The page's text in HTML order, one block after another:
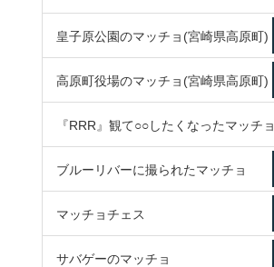
皇子原公園のマッチョ(宮崎県高原町)
高原町役場のマッチョ(宮崎県高原町)
『RRR』観て○○したくなったマッチョ
ブルーリバーに撮られたマッチョ
マッチョチェス
サバゲーのマッチョ